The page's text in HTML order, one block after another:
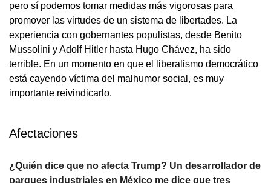
pero sí podemos tomar medidas más vigorosas para
promover las virtudes de un sistema de libertades. La
experiencia con gobernantes populistas, desde Benito
Mussolini y Adolf Hitler hasta Hugo Chávez, ha sido
terrible. En un momento en que el liberalismo democrático
está cayendo víctima del malhumor social, es muy
importante reivindicarlo.
Afectaciones
¿Quién dice que no afecta Trump? Un desarrollador de
parques industriales en México me dice que tres